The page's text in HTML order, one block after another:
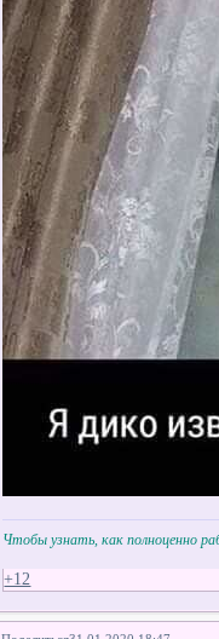
Чтобы узнать, как полноценно
+12